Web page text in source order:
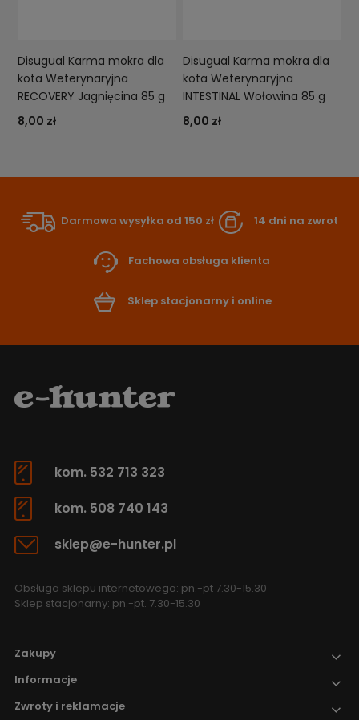
Disugual Karma mokra dla
kota Weterynaryjna
RECOVERY Jagnięcina 85 g
8,00 zł
Disugual Karma mokra dla
kota Weterynaryjna
INTESTINAL Wołowina 85 g
8,00 zł
Darmowa wysyłka od 150 zł 14 dni na zwrot
Fachowa obsługa klienta
Sklep stacjonarny i online
kom. 532 713 323
kom. 508 740 143
sklep@e-hunter.pl
Obsługa sklepu internetowego: pn.-pt 7.30-15.30
Sklep stacjonarny: pn.-pt. 7.30-15.30
Zakupy
Informacje
Zwroty i reklamacje